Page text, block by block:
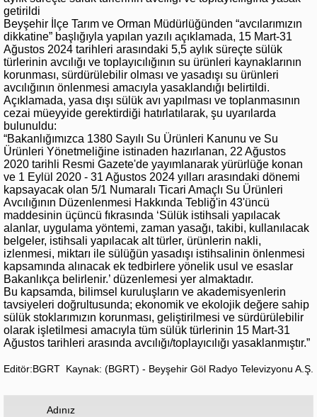
getirildi
Beyşehir İlçe Tarım ve Orman Müdürlüğünden “avcılarımızın
dikkatine” başlığıyla yapılan yazılı açıklamada, 15 Mart-31
Ağustos 2024 tarihleri arasındaki 5,5 aylık süreçte sülük
türlerinin avcılığı ve toplayıcılığının su ürünleri kaynaklarının
korunması, sürdürülebilir olması ve yasadışı su ürünleri
avcılığının önlenmesi amacıyla yasaklandığı belirtildi.
Açıklamada, yasa dışı sülük avı yapılması ve toplanmasının
cezai müeyyide gerektirdiği hatırlatılarak, şu uyarılarda
bulunuldu:
“Bakanlığımızca 1380 Sayılı Su Ürünleri Kanunu ve Su
Ürünleri Yönetmeliğine istinaden hazırlanan, 22 Ağustos
2020 tarihli Resmi Gazete'de yayımlanarak yürürlüğe konan
ve 1 Eylül 2020 - 31 Ağustos 2024 yılları arasındaki dönemi
kapsayacak olan 5/1 Numaralı Ticari Amaçlı Su Ürünleri
Avcılığının Düzenlenmesi Hakkında Tebliğ'in 43'üncü
maddesinin üçüncü fıkrasında ‘Sülük istihsali yapılacak
alanlar, uygulama yöntemi, zaman yasağı, takibi, kullanılacak
belgeler, istihsali yapılacak alt türler, ürünlerin nakli,
izlenmesi, miktarı ile sülüğün yasadışı istihsalinin önlenmesi
kapsamında alınacak ek tedbirlere yönelik usul ve esaslar
Bakanlıkça belirlenir.’ düzenlemesi yer almaktadır.
Bu kapsamda, bilimsel kuruluşların ve akademisyenlerin
tavsiyeleri doğrultusunda; ekonomik ve ekolojik değere sahip
sülük stoklarımızın korunması, geliştirilmesi ve sürdürülebilir
olarak işletilmesi amacıyla tüm sülük türlerinin 15 Mart-31
Ağustos tarihleri arasında avcılığı/toplayıcılığı yasaklanmıştır.”
Editör:BGRT Kaynak: (BGRT) - Beyşehir Göl Radyo Televizyonu A.Ş.
Adınız